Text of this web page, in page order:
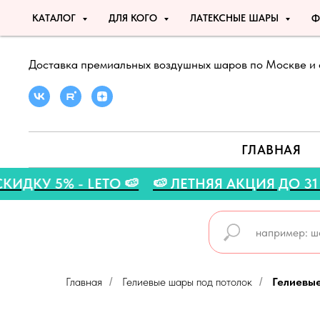
КАТАЛОГ ДЛЯ КОГО ЛАТЕКСНЫЕ ШАРЫ
Доставка премиальных воздушных шаров по Москве и
ГЛАВНАЯ
СКИДКУ 5% - LETO 🍉 🍉 ЛЕТНЯЯ АКЦИЯ
Главная / Гелиевые шары под потолок /